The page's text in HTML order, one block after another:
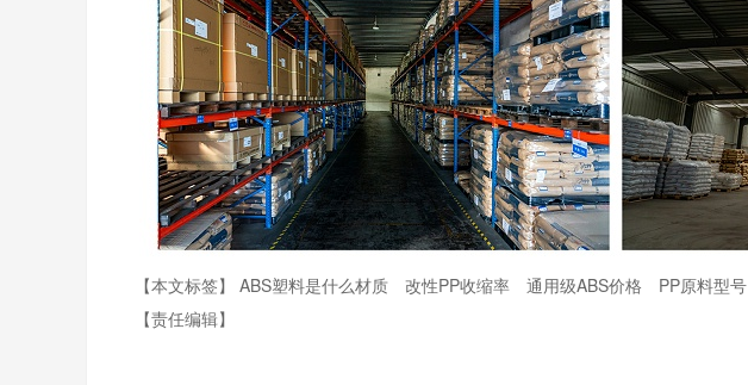
【本文标签】 ABS塑料是什么材质 改性PP收缩率 通用级ABS价格
PP原料型号
【责任编辑】